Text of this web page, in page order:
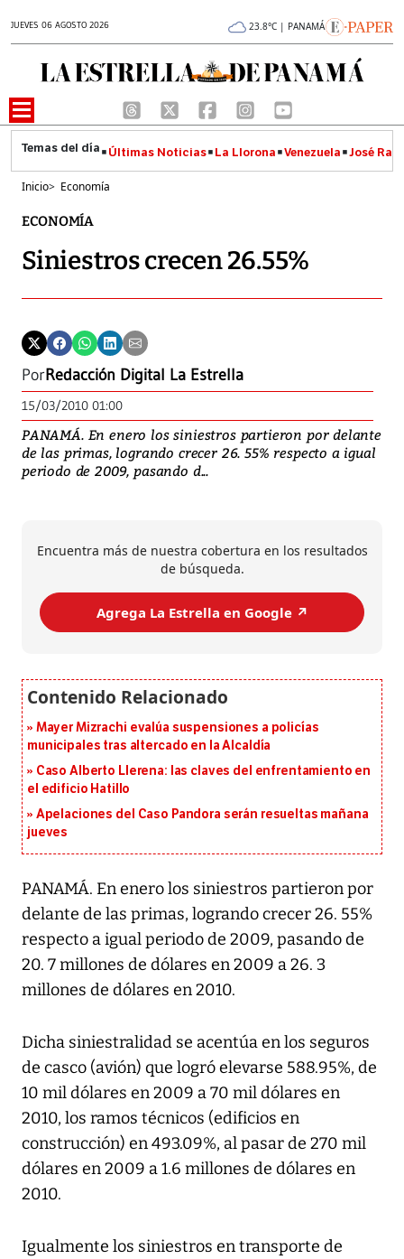
JUEVES 06 AGOSTO 2026 23.8°C | PANAMÁ
Últimas Noticias La Llorona Venezuela José
Inicio> Economía
ECONOMÍA
Siniestros crecen 26.55%
PorRedacción Digital La Estrella
15/03/2010 01:00
PANAMÁ. En enero los siniestros partieron por delante
de las primas, logrando crecer 26. 55% respecto a igual
periodo de 2009, pasando d...
Encuentra más de nuestra cobertura en los resultados
de búsqueda.
Agrega La Estrella en Google ↗️
Mayer Mizrachi evalúa suspensiones a policías
municipales tras altercado en la Alcaldía
Caso Alberto Llerena: las claves del enfrentamiento en
el edificio Hatillo
Apelaciones del Caso Pandora serán resueltas mañana
jueves
PANAMÁ. En enero los siniestros partieron por
delante de las primas, logrando crecer 26. 55%
respecto a igual periodo de 2009, pasando de
20. 7 millones de dólares en 2009 a 26. 3
millones de dólares en 2010.
Dicha siniestralidad se acentúa en los seguros
de casco (avión) que logró elevarse 588.95%, de
10 mil dólares en 2009 a 70 mil dólares en
2010, los ramos técnicos (edificios en
construcción) en 493.09%, al pasar de 270 mil
dólares en 2009 a 1.6 millones de dólares en
2010.
Igualmente los siniestros en transporte de